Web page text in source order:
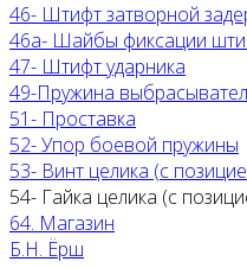
46- Штифт затворной
46а- Шайбы фиксации
47- Штифт ударника
49-Пружина
51- Проставка
52- Упор боевой пружины
53- Винт целика (с
54- Гайка целика (с
64. Магазин
Б.Н. Ёрш